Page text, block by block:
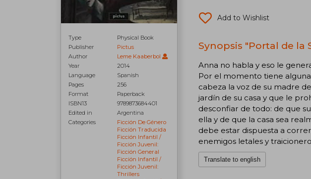
Type
Physical Book
Publisher
Pictus
Author
Leme Kaaberbol
Year
2014
Language
Spanish
Pages
256
Format
Paperback
ISBN13
9789873684401
Edited in
Argentina
Categories
Ficción De Género
Ficción Traducida
Ficción Infantil /
Ficción Juvenil:
Ficción General
Ficción Infantil /
Ficción Juvenil:
Thrillers
Add to Wishlist
Synopsis "Portal de la
Anna no habla y eso le
Por el momento tiene
cabeza la voz de su madre
jardín de su casa y que le
desconfiar de todo: de que
ella y de que la casa sea
debe estar dispuesta a
enemigos letales y
Translate to english